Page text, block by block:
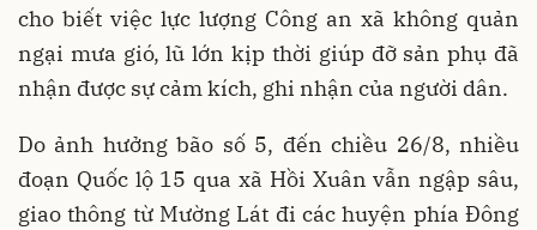
cho biết việc lực lượng Công an xã không quản
ngại mưa gió, lũ lớn kịp thời giúp đỡ sản phụ đã
nhận được sự cảm kích, ghi nhận của người dân.
Do ảnh hưởng bão số 5, đến chiều 26/8, nhiều
đoạn Quốc lộ 15 qua xã Hồi Xuân vẫn ngập sâu,
giao thông từ Mường Lát đi các huyện phía Đông